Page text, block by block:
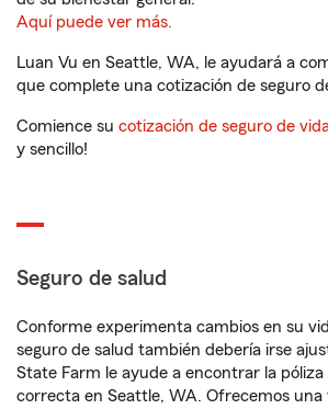
Aquí puede ver más.
Luan Vu en Seattle, WA, le ayudará a
que complete una cotización de seguro
Comience su cotización de seguro de
y sencillo!
Seguro de salud
Conforme experimenta cambios en su
seguro de salud también debería irse
State Farm le ayude a encontrar la póliza
correcta en Seattle, WA. Ofrecemos una